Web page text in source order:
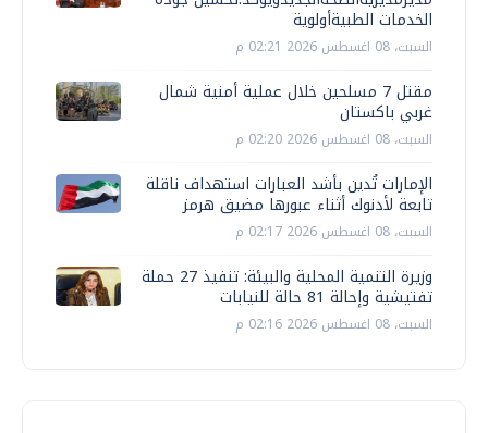
الخدمات الطبيةأولوية
السبت، 08 اغسطس 2026 02:21 م
مقتل 7 مسلحين خلال عملية أمنية شمال
غربي باكستان
السبت، 08 اغسطس 2026 02:20 م
الإمارات تُدين بأشد العبارات استهداف ناقلة
تابعة لأدنوك أثناء عبورها مضيق هرمز
السبت، 08 اغسطس 2026 02:17 م
وزيرة التنمية المحلية والبيئة: تنفيذ 27 حملة
تفتيشية وإحالة 81 حالة للنيابات
السبت، 08 اغسطس 2026 02:16 م